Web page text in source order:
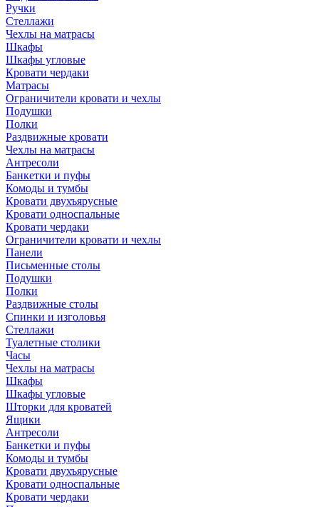
Ручки
Стеллажи
Чехлы на матрасы
Шкафы
Шкафы угловые
Кровати чердаки
Матрасы
Ограничители кровати и чехлы
Подушки
Полки
Раздвижные кровати
Чехлы на матрасы
Антресоли
Банкетки и пуфы
Комоды и тумбы
Кровати двухъярусные
Кровати односпальные
Кровати чердаки
Ограничители кровати и чехлы
Панели
Письменные столы
Подушки
Полки
Раздвижные столы
Спинки и изголовья
Стеллажи
Туалетные столики
Часы
Чехлы на матрасы
Шкафы
Шкафы угловые
Шторки для кроватей
Ящики
Антресоли
Банкетки и пуфы
Комоды и тумбы
Кровати двухъярусные
Кровати односпальные
Кровати чердаки